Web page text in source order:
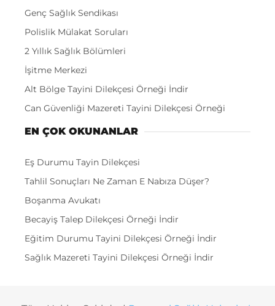
Genç Sağlık Sendikası
Polislik Mülakat Soruları
2 Yıllık Sağlık Bölümleri
İşitme Merkezi
Alt Bölge Tayini Dilekçesi Örneği İndir
Can Güvenliği Mazereti Tayini Dilekçesi Örneği
EN ÇOK OKUNANLAR
Eş Durumu Tayin Dilekçesi
Tahlil Sonuçları Ne Zaman E Nabıza Düşer?
Boşanma Avukatı
Becayiş Talep Dilekçesi Örneği İndir
Eğitim Durumu Tayini Dilekçesi Örneği İndir
Sağlık Mazereti Tayini Dilekçesi Örneği İndir